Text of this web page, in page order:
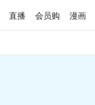
直播 会员购 漫画